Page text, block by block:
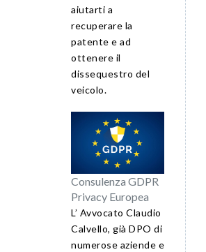
aiutarti a
recuperare la
patente e ad
ottenere il
dissequestro del
veicolo.
Consulenza GDPR
Privacy Europea
L’ Avvocato Claudio
Calvello, già DPO di
numerose aziende e